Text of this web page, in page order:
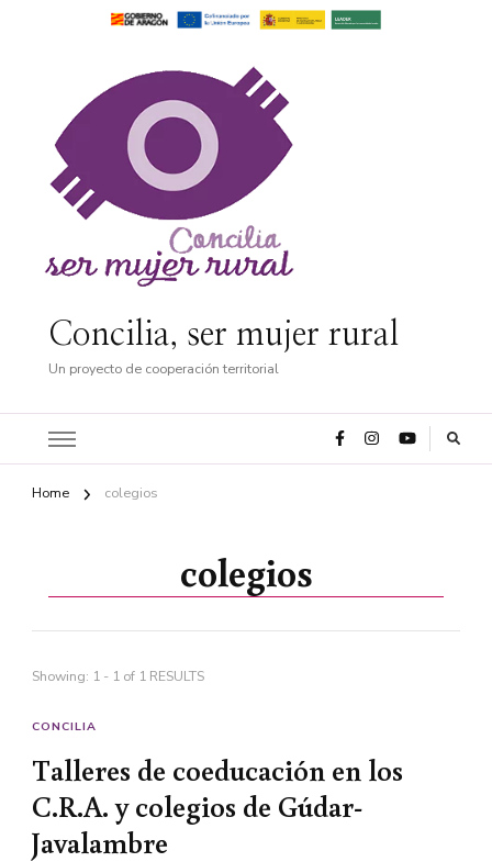
Concilia, ser mujer rural
Un proyecto de cooperación territorial
Home colegios
colegios
Showing: 1 - 1 of 1 RESULTS
CONCILIA
Talleres de coeducación en los
C.R.A. y colegios de Gúdar-
Javalambre